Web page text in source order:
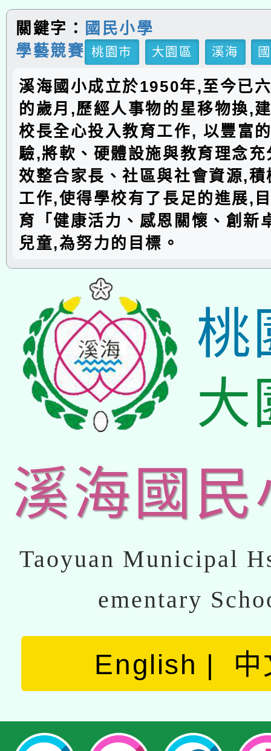
關鍵字：
國民小學
學藝競賽 桃園市 大園區 溪海
溪海國小成立於1950年,至今已
的歲月,歷經人事物的星移物換,
校長全心投入教育工作, 以豐富
驗,將軟、硬體設施與教育理念
效整合家長、社區與社會資源,
工作,使得學校有了長足的進展,
育「健康活力、感恩關懷、創新
兒童,為努力的目標。
桃
大
溪海國民
Taoyuan Municipal
ementary
English 中